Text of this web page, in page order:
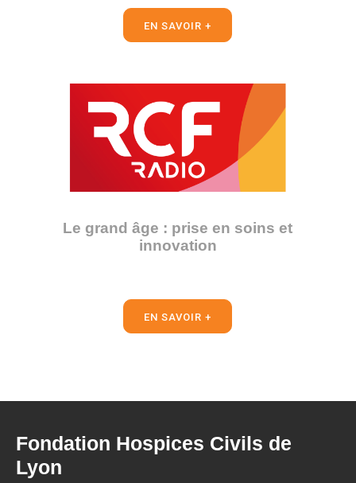
EN SAVOIR +
Le grand âge : prise en soins et
innovation
EN SAVOIR +
Fondation Hospices Civils de
Lyon